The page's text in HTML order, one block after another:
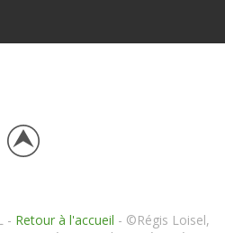
- Retour à l'accueil - ©Régis Loisel,